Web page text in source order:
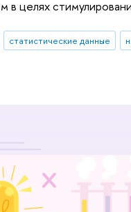
в целях
статистические данные